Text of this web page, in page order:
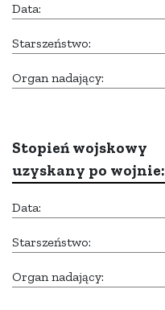
Data:
Starszeństwo:
Organ nadający:
Stopień wojskowy
uzyskany po wojnie:
Data:
Starszeństwo:
Organ nadający: